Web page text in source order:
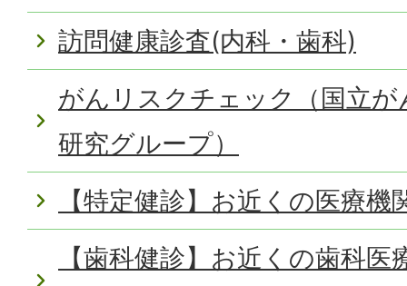
訪問健康診査(内科・歯科)
がんリスクチェック（国立
研究グループ）
【特定健診】お近くの医療
【歯科健診】お近くの歯科